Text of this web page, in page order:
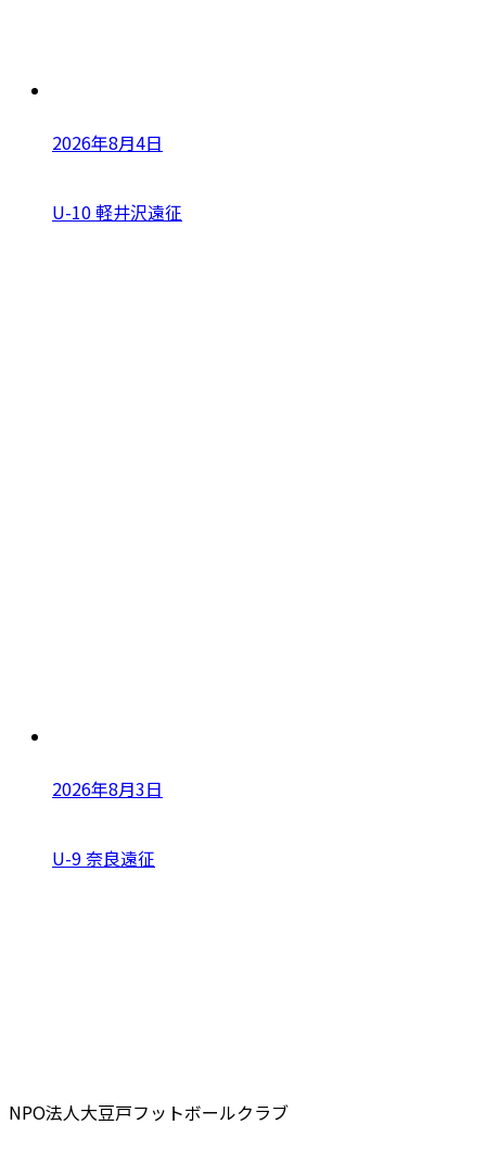
2026年8月4日
U-10 軽井沢遠征
2026年8月3日
U-9 奈良遠征
NPO法人大豆戸フットボールクラブ